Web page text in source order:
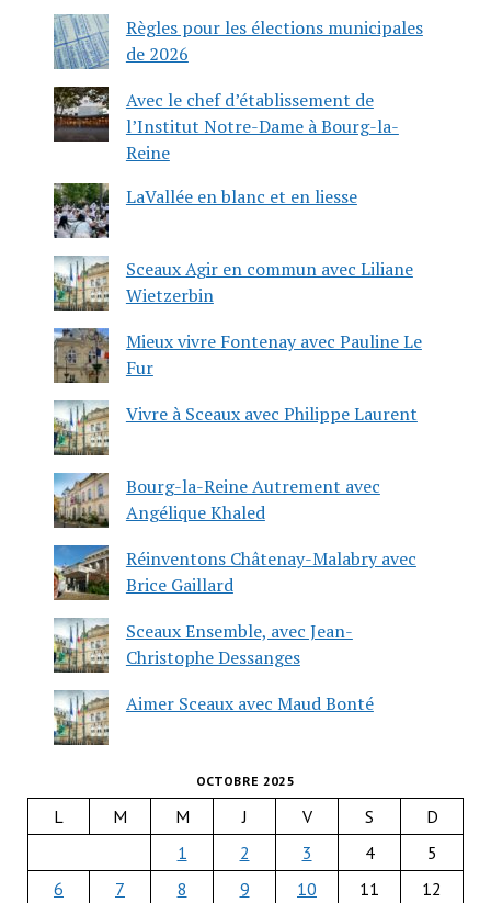
Règles pour les élections municipales
de 2026
Avec le chef d’établissement de
l’Institut Notre-Dame à Bourg-la-
Reine
LaVallée en blanc et en liesse
Sceaux Agir en commun avec Liliane
Wietzerbin
Mieux vivre Fontenay avec Pauline Le
Fur
Vivre à Sceaux avec Philippe Laurent
Bourg-la-Reine Autrement avec
Angélique Khaled
Réinventons Châtenay-Malabry avec
Brice Gaillard
Sceaux Ensemble, avec Jean-
Christophe Dessanges
Aimer Sceaux avec Maud Bonté
OCTOBRE 2025
L M M J V S
D
1
2 3 4
5
6
7 8 9 10 11 12